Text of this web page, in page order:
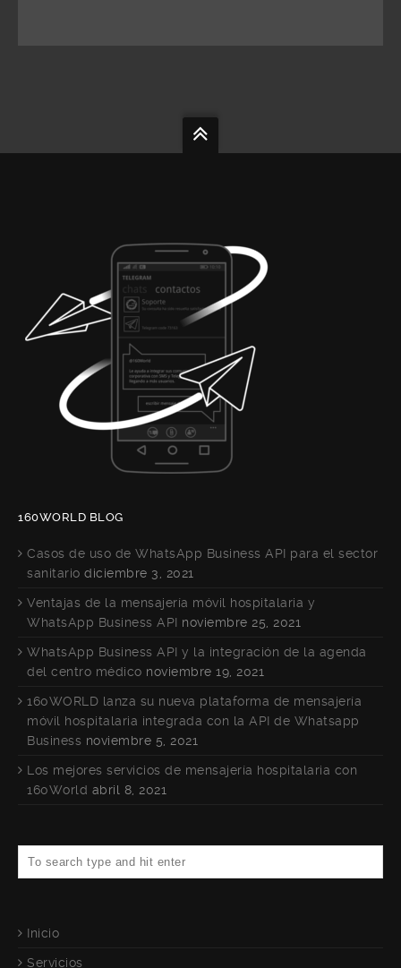
160WORLD BLOG
Casos de uso de WhatsApp Business API para el sector
sanitario diciembre 3, 2021
Ventajas de la mensajería móvil hospitalaria y
WhatsApp Business API noviembre 25, 2021
WhatsApp Business API y la integración de la agenda
del centro médico noviembre 19, 2021
160WORLD lanza su nueva plataforma de mensajería
móvil hospitalaria integrada con la API de Whatsapp
Business noviembre 5, 2021
Los mejores servicios de mensajería hospitalaria con
160World abril 8, 2021
Inicio
Servicios